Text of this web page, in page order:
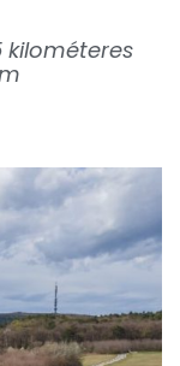
kilométeres